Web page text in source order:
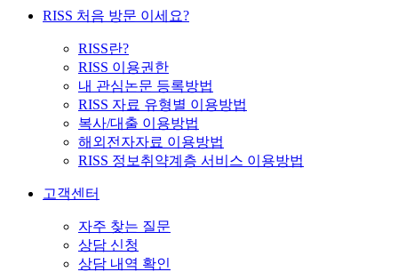
RISS 처음 방문 이세요?
RISS란?
RISS 이용권한
내 관심논문 등록방법
RISS 자료 유형별 이용방법
복사/대출 이용방법
해외전자자료 이용방법
RISS 정보취약계층 서비스 이용방법
고객센터
자주 찾는 질문
상담 신청
상담 내역 확인